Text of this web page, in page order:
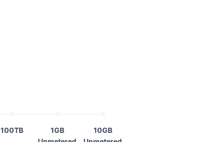
100TB
1GB
10GB